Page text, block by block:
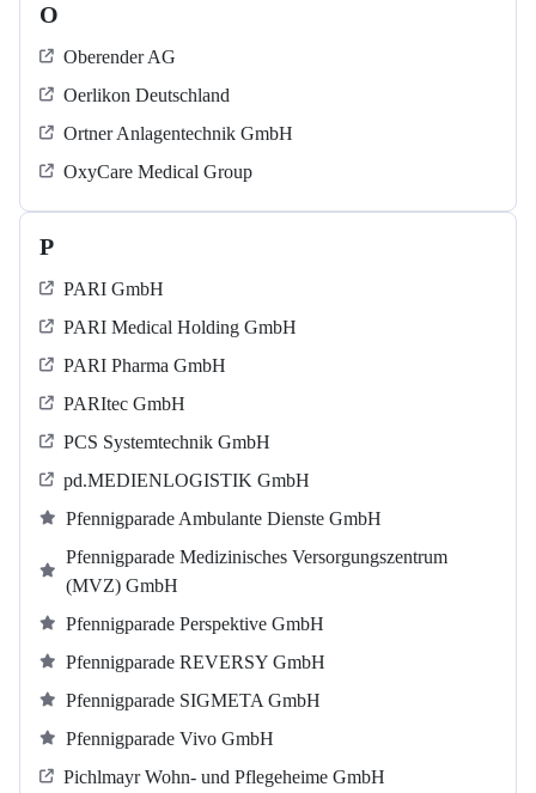
O
Oberender AG
Oerlikon Deutschland
Ortner Anlagentechnik GmbH
OxyCare Medical Group
P
PARI GmbH
PARI Medical Holding GmbH
PARI Pharma GmbH
PARItec GmbH
PCS Systemtechnik GmbH
pd.MEDIENLOGISTIK GmbH
Pfennigparade Ambulante Dienste GmbH
Pfennigparade Medizinisches Versorgungszentrum
(MVZ) GmbH
Pfennigparade Perspektive GmbH
Pfennigparade REVERSY GmbH
Pfennigparade SIGMETA GmbH
Pfennigparade Vivo GmbH
Pichlmayr Wohn- und Pflegeheime GmbH